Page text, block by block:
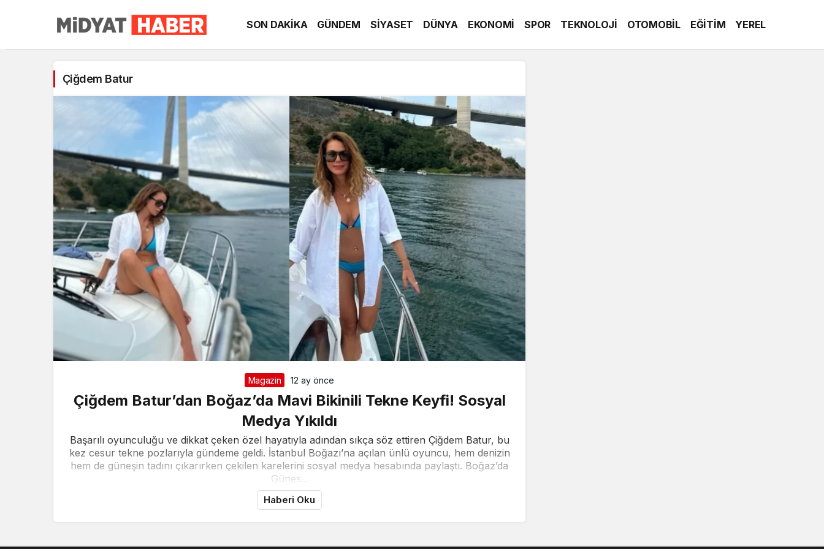
Çiğdem
Batur
Haberleri
SON DAKİKA GÜNDEM SİYASET DÜNYA EKONOMİ SPOR TEKNOLOJİ OTOMOBİL EĞİTİM YEREL
Çiğdem Batur
Magazin 12 ay önce
Çiğdem Batur’dan Boğaz’da Mavi Bikinili Tekne Keyfi! Sosyal
Medya Yıkıldı
Başarılı oyunculuğu ve dikkat çeken özel hayatıyla adından sıkça söz ettiren Çiğdem Batur, bu
kez cesur tekne pozlarıyla gündeme geldi. İstanbul Boğazı’na açılan ünlü oyuncu, hem denizin
hem de güneşin tadını çıkarırken çekilen karelerini sosyal medya hesabında paylaştı. Boğaz’da
Güneş...
Haberi Oku